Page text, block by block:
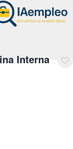
Interna